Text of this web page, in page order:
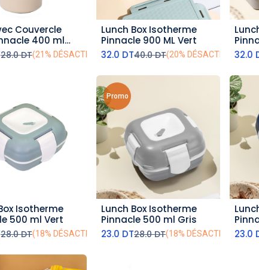
au panier
Couvercle
400 ml
28.0DT(21% DÉSACTIVÉ)
ajouter au panier
Lunch Box Isotherme
Pinnacle 900 ML Vert
32.0 DT40.0DT(20% DÉSACTIVÉ)32.0
au panier
Isotherme
500 ml Vert
28.0DT(18% DÉSACTIVÉ)
Promo
ajouter au panier
Lunch Box Isotherme
Pinnacle 500 ml Gris
23.0 DT28.0DT(18% DÉSACTIVÉ)
23.0